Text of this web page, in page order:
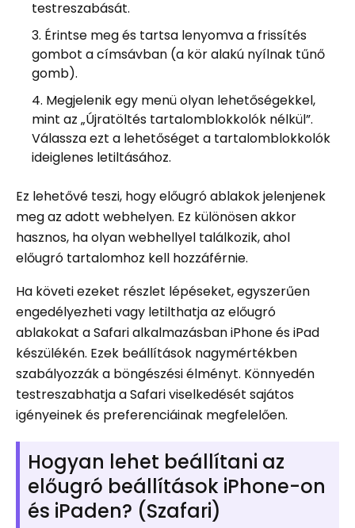
testreszabását.
Érintse meg és tartsa lenyomva a frissítés
gombot a címsávban (a kör alakú nyílnak tűnő
gomb).
Megjelenik egy menü olyan lehetőségekkel,
mint az „Újratöltés tartalomblokkolók nélkül”.
Válassza ezt a lehetőséget a tartalomblokkolók
ideiglenes letiltásához.
Ez lehetővé teszi, hogy előugró ablakok jelenjenek
meg az adott webhelyen. Ez különösen akkor
hasznos, ha olyan webhellyel találkozik, ahol
előugró tartalomhoz kell hozzáférnie.
Ha követi ezeket részlet lépéseket, egyszerűen
engedélyezheti vagy letilthatja az előugró
ablakokat a Safari alkalmazásban iPhone és iPad
készülékén. Ezek beállítások nagymértékben
szabályozzák a böngészési élményt. Könnyedén
testreszabhatja a Safari viselkedését sajátos
igényeinek és preferenciáinak megfelelően.
Hogyan lehet beállítani az
előugró beállítások iPhone-on
és iPaden? (Szafari)